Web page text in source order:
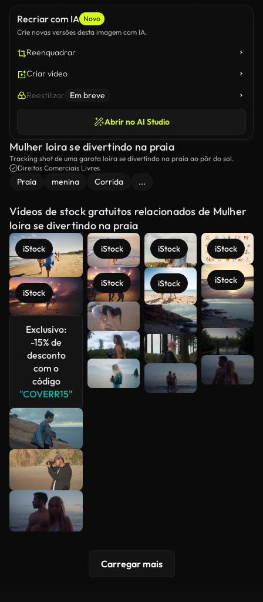
Recriar com IA Novo
Crie novas versões desta imagem com IA.
Reenquadrar
Criar vídeo
Reestilizar Em breve
Abrir no AI Studio
Mulher loira se divertindo na praia
Tracking shot de uma garota loira se divertindo na praia ao pôr do sol.
Direitos Comerciais Livres
Praia menina Corrida ...
Vídeos de stock gratuitos relacionados de Mulher
loira se divertindo na praia
iStock
iStock
Exclusivo:
-15% de
desconto
com o
código
"COVERR15"
iStock
iStock
iStock
iStock
iStock
iStock
Veja mais
Carregar mais